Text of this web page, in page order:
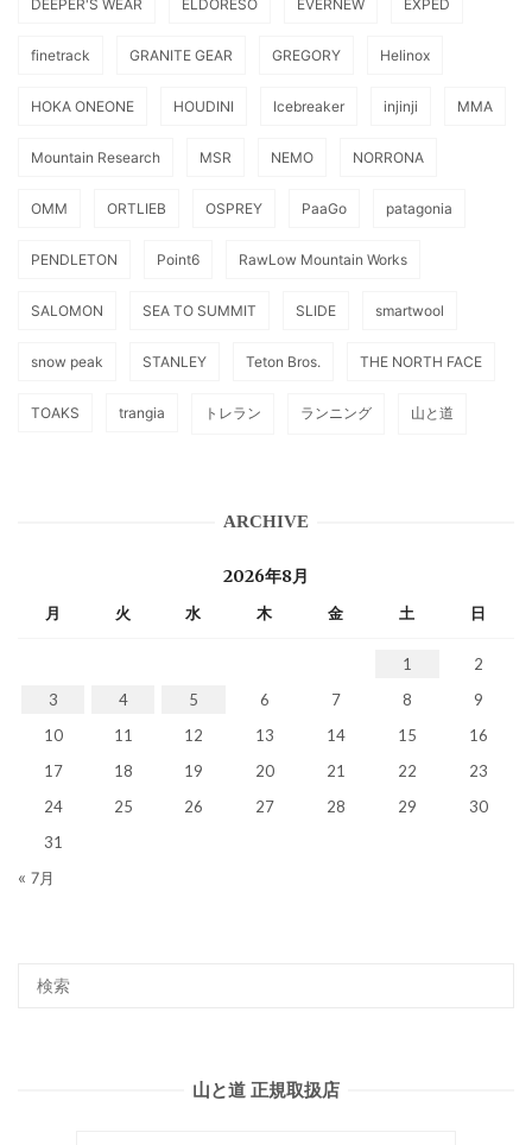
DEEPER'S WEAR ELDORESO EVERNEW EXPED
finetrack GRANITE GEAR GREGORY Helinox
HOKA ONEONE HOUDINI Icebreaker injinji MMA
Mountain Research MSR NEMO NORRONA
OMM ORTLIEB OSPREY PaaGo patagonia
PENDLETON Point6 RawLow Mountain Works
SALOMON SEA TO SUMMIT SLIDE smartwool
snow peak STANLEY Teton Bros. THE NORTH FACE
TOAKS trangia トレラン ランニング 山と道
ARCHIVE
2026年8月
月 火 水 木 金 土 日
1
2
3
4 5 6 7 8
9
10
11 12 13 14 15
16
17
18 19 20 21 22
23
24
25 26 27 28 29
30
31
« 7月
山と道 正規取扱店